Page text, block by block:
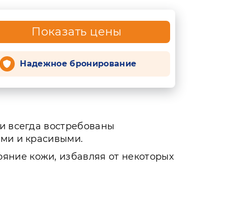
Показать цены
Надежное бронирование
всегда востребованы
и красивыми.
кожи, избавляя от некоторых